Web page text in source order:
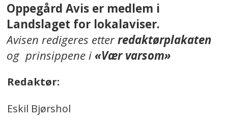
Oppegård Avis er medlem i
Landslaget for lokalaviser.
Avisen redigeres etterredaktørplakaten
og prinsippene i«Vær varsom»
Redaktør:
Eskil Bjørshol